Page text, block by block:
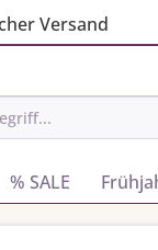
Versand
% SALE